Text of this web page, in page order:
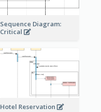
Sequence Diagram:
Critical
Hotel Reservation